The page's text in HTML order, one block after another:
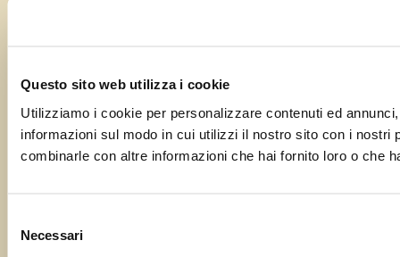
Questo sito web utilizza i cookie
Utilizziamo i cookie per personalizzare contenuti ed
informazioni sul modo in cui utilizzi il nostro sito con i nostri
combinarle con altre informazioni che hai fornito loro o che
delNecessari